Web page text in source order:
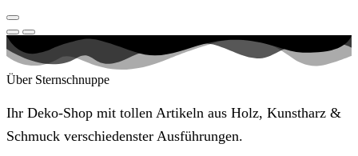
Über Sternschnuppe
Ihr Deko-Shop mit tollen Artikeln aus Holz, Kunstharz &
Schmuck verschiedenster Ausführungen.